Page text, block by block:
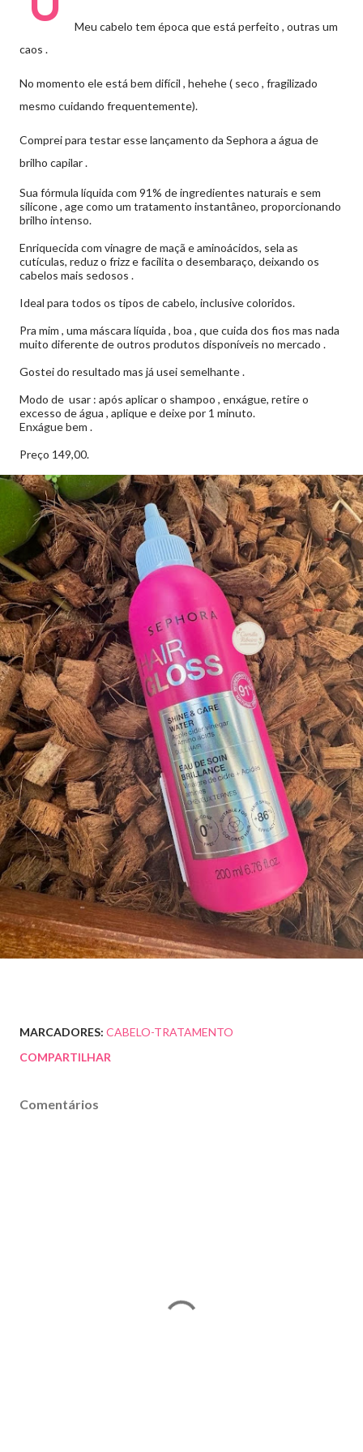
Meu cabelo tem época que está perfeito , outras um
caos .
No momento ele está bem difícil , hehehe ( seco , fragilizado
mesmo cuidando frequentemente).
Comprei para testar esse lançamento da Sephora a água de
brilho capilar .
Sua fórmula líquida com 91% de ingredientes naturais e sem
silicone , age como um tratamento instantâneo, proporcionando
brilho intenso.
Enriquecida com vinagre de maçã e aminoácidos, sela as
cutículas, reduz o frizz e facilita o desembaraço, deixando os
cabelos mais sedosos .
Ideal para todos os tipos de cabelo, inclusive coloridos.
Pra mim , uma máscara líquida , boa , que cuida dos fios mas nada
muito diferente de outros produtos disponíveis no mercado .
Gostei do resultado mas já usei semelhante .
Modo de usar : após aplicar o shampoo , enxágue, retire o
excesso de água , aplique e deixe por 1 minuto.
Enxágue bem .
Preço 149,00.
MARCADORES: CABELO-TRATAMENTO
COMPARTILHAR
Comentários